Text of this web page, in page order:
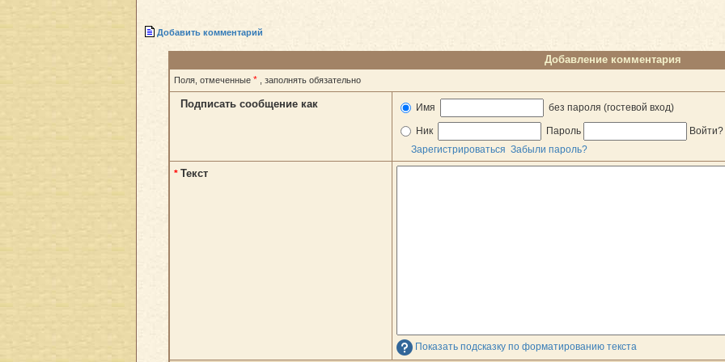
Добавить комментарий
Добавление комментария
Поля, отмеченные * , заполнять обязательно
Подписать сообщение как Имя без пароля (гостевой вход)
Ник Пароль
Войти?
Зарегистрироваться Забыли пароль?
* Текст
Показать подсказку по форматированию текста